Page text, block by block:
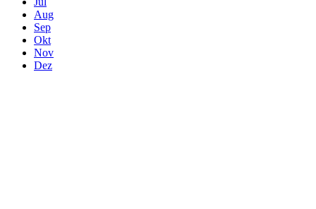
Aug
Sep
Okt
Nov
Dez